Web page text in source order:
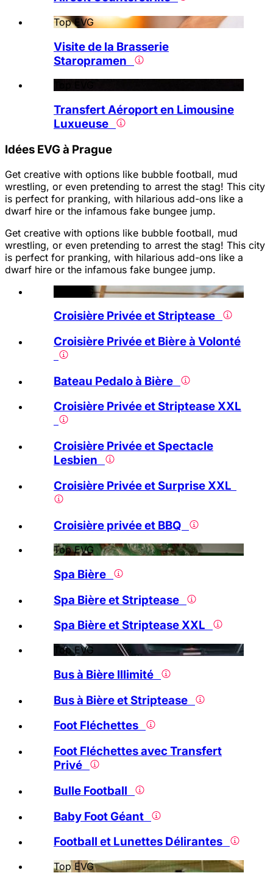
Top EVG
Visite de la Brasserie
Staropramen
Transfert Aéroport en Limousine
Luxueuse
Idées EVG à Prague
Get creative with options like bubble football, mud
wrestling, or even pretending to arrest the stag! This city
is perfect for pranking, with hilarious add-ons like a
dwarf hire or the infamous fake bungee jump.
Get creative with options like bubble football, mud
wrestling, or even pretending to arrest the stag! This city
is perfect for pranking, with hilarious add-ons like a
dwarf hire or the infamous fake bungee jump.
Top EVG
Croisière Privée et Striptease
Croisière Privée et Bière à Volonté
Bateau Pedalo à Bière
Croisière Privée et Striptease XXL
Croisière Privée et Spectacle
Lesbien
Croisière Privée et Surprise XXL
Croisière privée et BBQ
Top EVG
Spa Bière
Spa Bière et Striptease
Spa Bière et Striptease XXL
Top EVG
Bus à Bière Illimité
Bus à Bière et Striptease
Foot Fléchettes
Foot Fléchettes avec Transfert
Privé
Bulle Football
Baby Foot Géant
Football et Lunettes Délirantes
Top EVG